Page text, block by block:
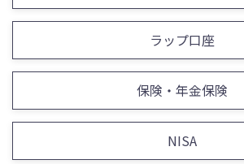
ラップ口座
保険・年金保険
NISA